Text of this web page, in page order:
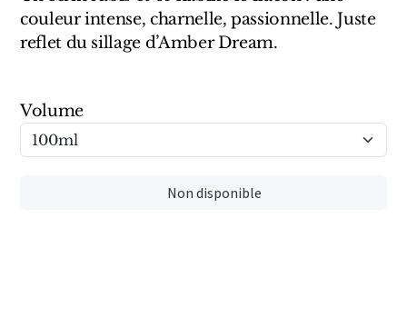
couleur intense, charnelle, passionnelle. Juste
reflet du sillage d’Amber Dream.
Volume
Non disponible
Pernoire
Sam William
Pure Distance